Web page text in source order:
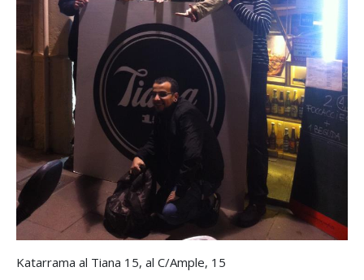
Katarrama al Tiana 15, al C/Ample, 15